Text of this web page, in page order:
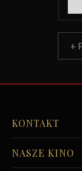
+
KONTAKT
NASZE KINO